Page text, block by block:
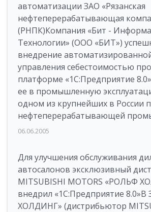
автоматизации ЗАО «Рязанская
нефтеперерабатывающая
(РНПК)Компания «Бит -
Технологии» (ООО «БИТ»)
внедрение
управления себестоимостью
платформе «1С:Предприятие
ее в промышленную
одном из крупнейших в России
нефтеперерабатывающей
06.06.2005
Для улучшения обслуживания
автосалонов эксклюзивный
MITSUBISHI MOTORS «РОЛЬФ
внедрил «1С:Предприятие
ХОЛДИНГ» (дистрибьютор